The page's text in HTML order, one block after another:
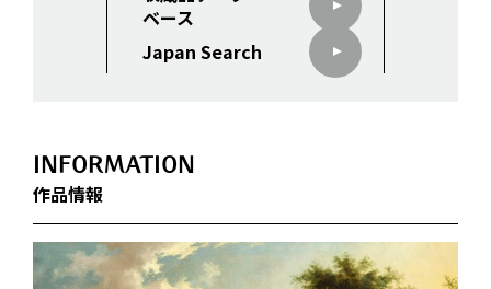
ベース
Japan Search
INFORMATION
作品情報